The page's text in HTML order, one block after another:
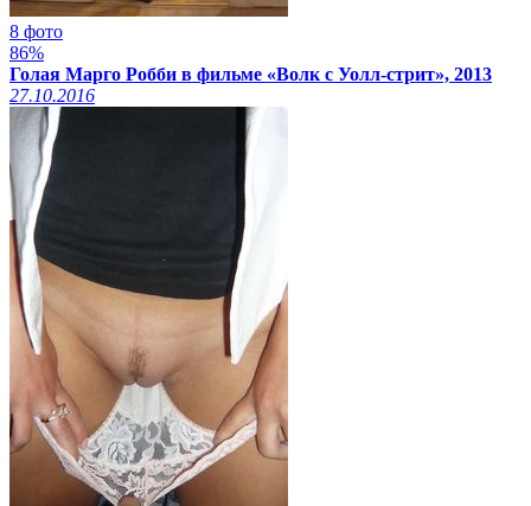
8 фото
86%
Голая Марго Робби в фильме «Волк с Уолл-стрит», 2013
27.10.2016